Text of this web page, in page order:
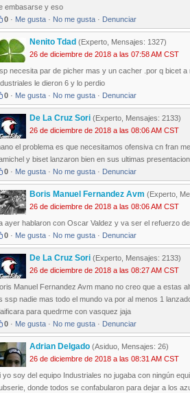
embasarse y eso
0 · Me gusta · No me gusta · Denunciar
Nenito Tdad (Experto, Mensajes: 1327)
26 de diciembre de 2018 a las 07:58 AM CST
necesita par de picher mas y un cacher .por q bicet
le dieron 6 y lo perdio
0 · Me gusta · No me gusta · Denunciar
De La Cruz Sori (Experto, Mensajes: 2133)
26 de diciembre de 2018 a las 08:06 AM CST
el problema es que necesitamos ofensiva cn fran
y biset lanzaron bien en sus ultimas
0 · Me gusta · No me gusta · Denunciar
Boris Manuel Fernandez Avm (Experto,
26 de diciembre de 2018 a las 08:06 AM CST
ayer hablaron con Oscar Valdez y va ser el refuerzo
0 · Me gusta · No me gusta · Denunciar
De La Cruz Sori (Experto, Mensajes: 2133)
26 de diciembre de 2018 a las 08:27 AM CST
Manuel Fernandez Avm mano no creo que a estas
ssp nadie mas todo el mundo va por al menos 1
para quedrme con vasquez jaja
0 · Me gusta · No me gusta · Denunciar
Adrian Delgado (Asiduo, Mensajes: 26)
26 de diciembre de 2018 a las 08:31 AM CST
yo soy del equipo Industriales no jugaba con ningún
donde todos se confabularon para dejar a los